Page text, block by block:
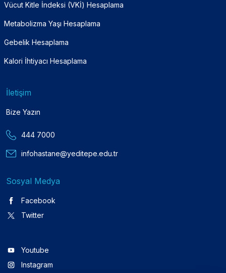
Vücut Kitle İndeksi (VKİ) Hesaplama
Metabolizma Yaşı Hesaplama
Gebelik Hesaplama
Kalori İhtiyacı Hesaplama
İletişim
Bize Yazın
444 7000
infohastane@yeditepe.edu.tr
Sosyal Medya
Facebook
Twitter
Youtube
Instagram